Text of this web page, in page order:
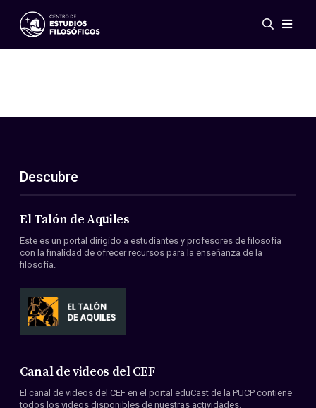
Eventos
ES
EN
Acerca de nosotros
Miembros
Convenios
Descubre
El Talón de Aquiles
Este es un portal dirigido a estudiantes y profesores de filosofía
con la finalidad de ofrecer recursos para la enseñanza de la
filosofía.
Canal de videos del CEF
El canal de videos del CEF en el portal eduCast de la PUCP contiene
todos los videos disponibles de nuestras actividades.